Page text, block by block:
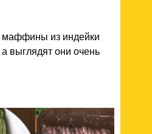
маффины из индейки
а выглядят они очень